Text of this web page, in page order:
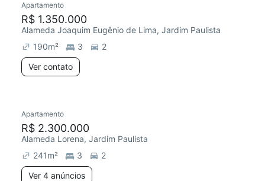
Apartamento
R$ 1.350.000
Alameda Joaquim Eugênio de Lima, Jardim Paulista
190m² 3
2
Ver contato
Apartamento
R$ 2.300.000
Alameda Lorena, Jardim Paulista
241m² 3
2
Ver 4 anúncios